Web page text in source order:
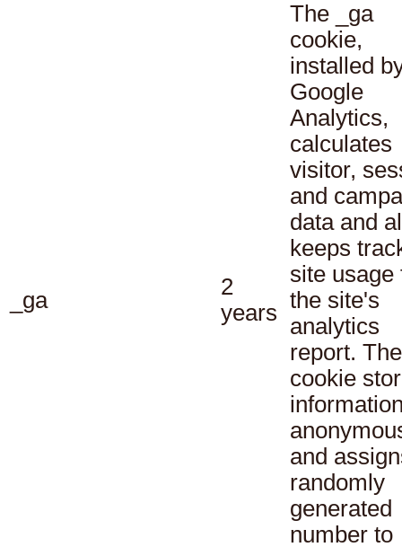
_ga
2
years
The _ga
cookie,
installed
Google
Analytics,
calculates
visitor,
and
data and
keeps
site usage
the site's
analytics
report. The
cookie
and
randomly
generated
number to